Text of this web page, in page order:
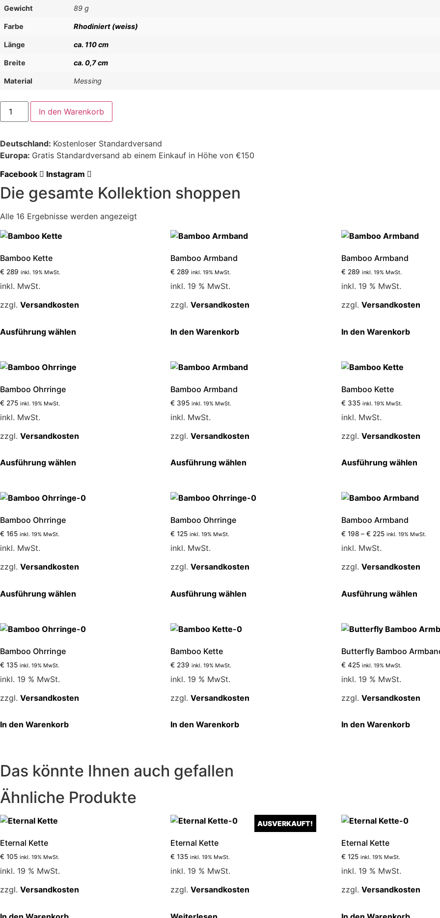
Gewicht 89 g
Farbe Rhodiniert (weiss)
Länge ca. 110 cm
Breite ca. 0,7 cm
Material Messing
Bamboo
Kette
Menge
In den Warenkorb
Deutschland: Kostenloser Standardversand
Europa: Gratis Standardversand ab einem Einkauf in Höhe von €150
Facebook
Instagram
Die gesamte Kollektion shoppen
Alle 16 Ergebnisse werden angezeigt
Bamboo Kette
€ 289 inkl. 19% MwSt.
inkl. MwSt.
zzgl. Versandkosten
Ausführung wählen
Varianten
der
Bamboo Armband
€ 289 inkl. 19% MwSt.
inkl. 19 % MwSt.
zzgl.Versandkosten
In den Warenkorb
Bamboo Armband
€ 289 inkl. 19% MwSt.
inkl. 19 % MwSt.
zzgl. Versandkosten
In den Warenkorb
Bamboo Ohrringe
€ 275 inkl. 19% MwSt.
inkl. MwSt.
zzgl. Versandkosten
Ausführung wählen
Varianten
der
Bamboo Armband
€ 395 inkl. 19% MwSt.
inkl. MwSt.
zzgl.Versandkosten
Ausführung wählen
Varianten
der
Bamboo Kette
€ 335 inkl. 19% MwSt.
inkl. MwSt.
zzgl. Versandkosten
Ausführung wählen
der
Bamboo Ohrringe
€ 165 inkl. 19% MwSt.
inkl. MwSt.
zzgl. Versandkosten
Ausführung wählen
Varianten
der
Bamboo Ohrringe
€ 125 inkl. 19% MwSt.
inkl. MwSt.
zzgl.Versandkosten
Ausführung wählen
der
Bamboo Armband
€ 198– € 225 inkl. 19% MwSt.
inkl. MwSt.
zzgl. Versandkosten
Ausführung wählen
Die
der
Bamboo Ohrringe
€ 135 inkl. 19% MwSt.
inkl. 19 % MwSt.
zzgl. Versandkosten
In den Warenkorb
Bamboo Kette
€ 239 inkl. 19% MwSt.
inkl. 19 % MwSt.
zzgl.Versandkosten
In den Warenkorb
Butterfly Bamboo
€ 425 inkl. 19% MwSt.
inkl. 19 % MwSt.
zzgl. Versandkosten
In den Warenkorb
Das könnte Ihnen auch gefallen
Ähnliche Produkte
Eternal Kette
€ 105 inkl. 19% MwSt.
inkl. 19 % MwSt.
zzgl. Versandkosten
AUSVERKAUFT!
Eternal Kette
€ 135 inkl. 19% MwSt.
inkl. 19 % MwSt.
zzgl.Versandkosten
Eternal Kette
€ 125 inkl. 19% MwSt.
inkl. 19 % MwSt.
zzgl. Versandkosten